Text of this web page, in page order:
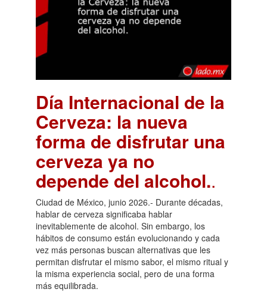
Día Internacional de la
Cerveza: la nueva
forma de disfrutar una
cerveza ya no
depende del alcohol..
Ciudad de México, junio 2026.- Durante décadas,
hablar de cerveza significaba hablar
inevitablemente de alcohol. Sin embargo, los
hábitos de consumo están evolucionando y cada
vez más personas buscan alternativas que les
permitan disfrutar el mismo sabor, el mismo ritual y
la misma experiencia social, pero de una forma
más equilibrada.